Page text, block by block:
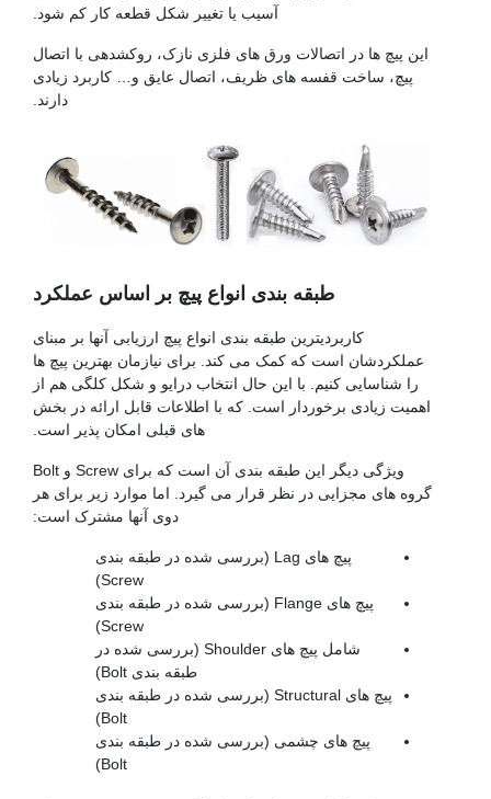
آسیب یا تغییر شکل قطعه کار کم شود.
این پیچ ها در اتصالات ورق های فلزی نازک، روکشدهی با اتصال
پیچ، ساخت قفسه های ظریف، اتصال عایق و… کاربرد زیادی
دارند.
طبقه بندی انواع پیچ بر اساس عملکرد
کاربردیترین طبقه بندی انواع پیچ ارزیابی آنها بر مبنای
عملکردشان است که کمک می کند. برای نیازمان بهترین پیچ ها
را شناسایی کنیم. با این حال انتخاب درایو و شکل کلگی هم از
اهمیت زیادی برخوردار است. که با اطلاعات قابل ارائه در بخش
های قبلی امکان پذیر است.
ویژگی دیگر این طبقه بندی آن است که برای Screw و Bolt
گروه های مجزایی در نظر قرار می گیرد. اما موارد زیر برای هر
دوی آنها مشترک است:
پیچ های Lag (بررسی شده در طبقه بندی
Screw)
پیچ های Flange (بررسی شده در طبقه بندی
Screw)
شامل پیچ های Shoulder (بررسی شده در
طبقه بندی Bolt)
پیچ های Structural (بررسی شده در طبقه بندی
Bolt)
پیچ های چشمی (بررسی شده در طبقه بندی
Bolt)